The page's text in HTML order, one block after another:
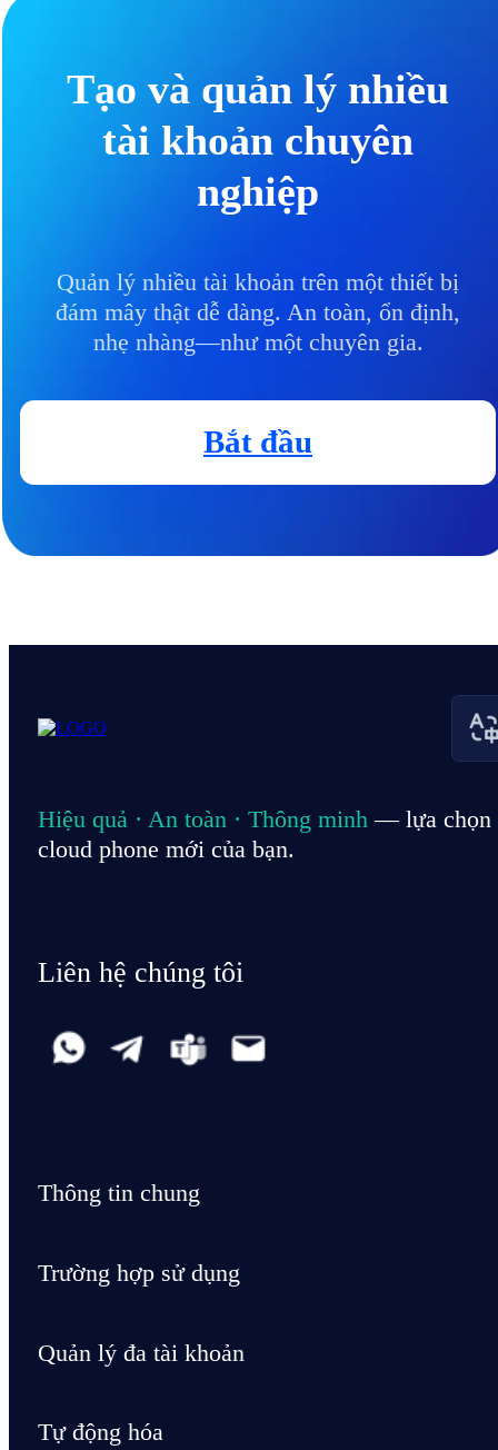
Tạo và quản lý nhiều
tài khoản chuyên
nghiệp
Quản lý nhiều tài khoản trên một thiết bị
đám mây thật dễ dàng. An toàn, ổn định,
nhẹ nhàng—như một chuyên gia.
Bắt đầu
Hiệu quả · An toàn · Thông minh— lựa chọn
cloud phone mới của bạn.
Liên hệ chúng tôi
Thông tin chung
Trường hợp sử dụng
Quản lý đa tài khoản
Tự động hóa